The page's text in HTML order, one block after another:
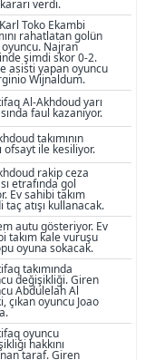
kararı verdi.
Toko Ekambi
rahatlatan golün
Najran
şimdi skor 0-2.
asisti yapan oyuncu
Wijnaldum.
Al-Akhdoud yarı
faul kazanıyor.
takımının
ofsayt ile kesiliyor.
rakip ceza
etrafında gol
Ev sahibi takım
taç atışı kullanacak.
autu gösteriyor. Ev
takım kale vuruşu
oyuna sokacak.
takımında
değişikliği. Giren
Abdulelah Al
çıkan oyuncu Joao
oyuncu
hakkını
taraf. Giren